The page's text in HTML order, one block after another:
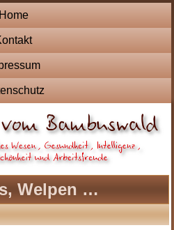
Home
Welpen …